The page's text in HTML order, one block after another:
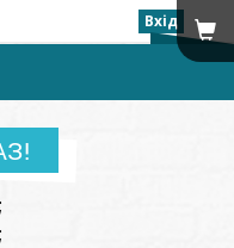
Вхід
;
;